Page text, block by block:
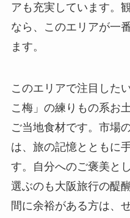
アも充実しています。
なら、このエリアが一
ます。
このエリアで注目した
こ梅」の練りもの系お
ご当地食材です。市場
は、旅の記憶とともに
す。自分へのご褒美と
選ぶのも大阪旅行の醍
間に余裕がある方は、